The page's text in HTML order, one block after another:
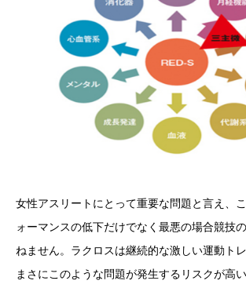
女性アスリートにとって重要な問題と言え、
ォーマンスの低下だけでなく最悪の場合競技
ねません。ラクロスは継続的な激しい運動ト
まさにこのような問題が発生するリスクが高い